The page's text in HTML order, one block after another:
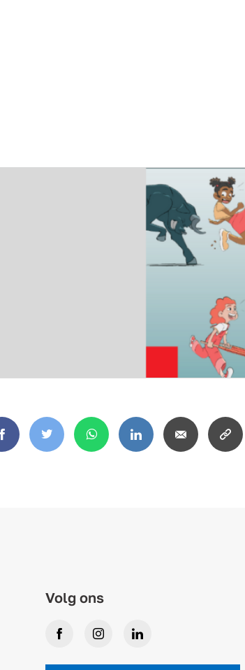
FacebookTwitter WhatsAppLinkedInEmail
Copy
Volg ons
FacebookInstagramLinkedIn